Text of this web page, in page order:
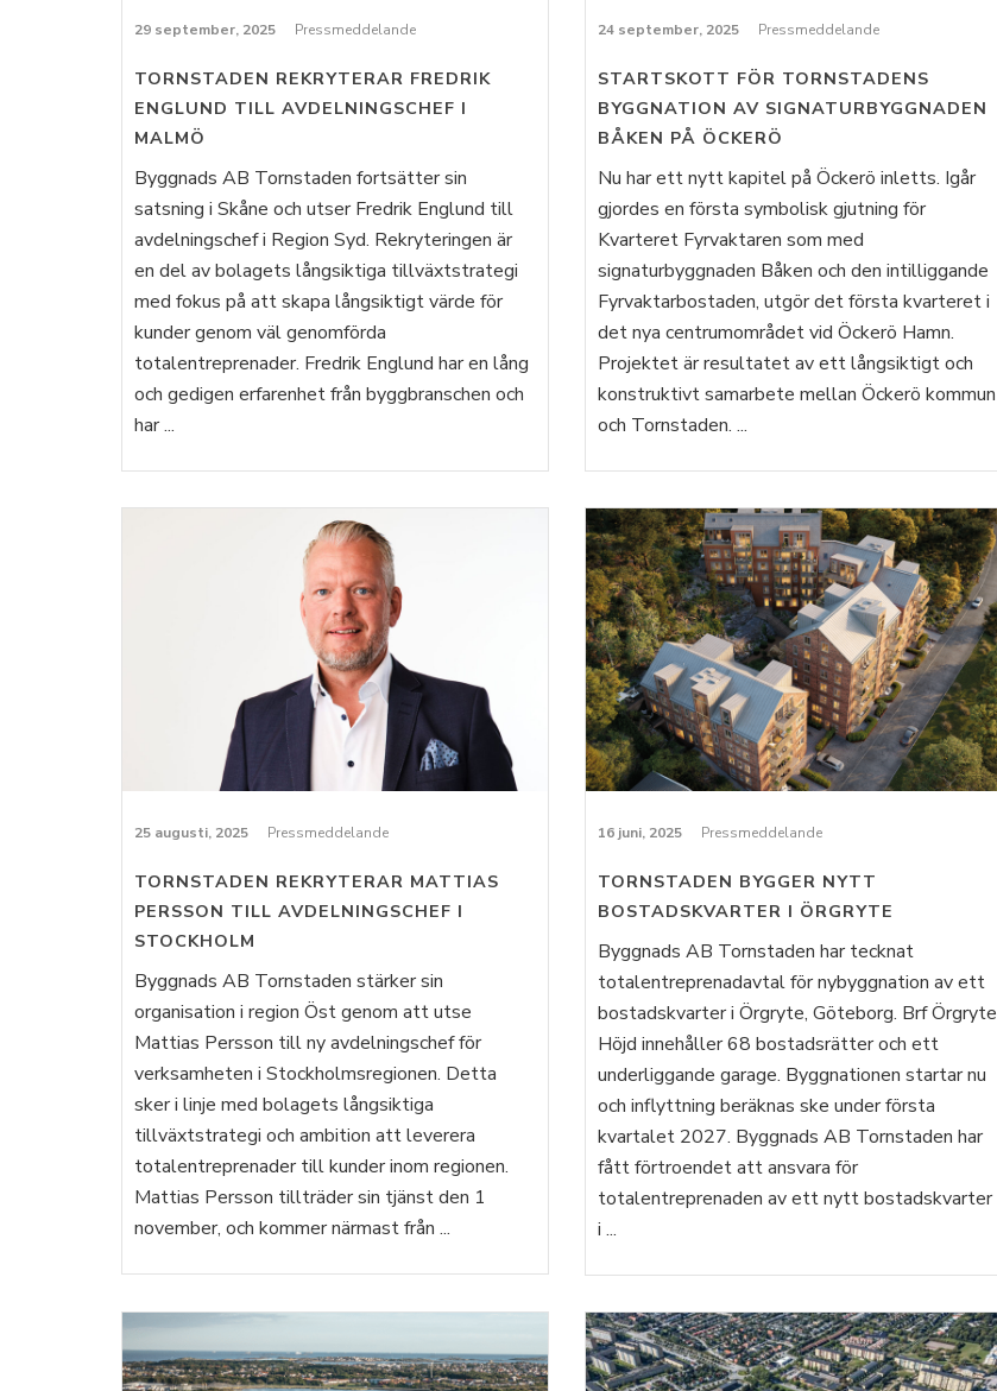
29 september, 2025 Pressmeddelande
TORNSTADEN REKRYTERAR FREDRIK
ENGLUND TILL AVDELNINGSCHEF I
MALMÖ
Byggnads AB Tornstaden fortsätter sin
satsning i Skåne och utser Fredrik Englund till
avdelningschef i Region Syd. Rekryteringen är
en del av bolagets långsiktiga tillväxtstrategi
med fokus på att skapa långsiktigt värde för
kunder genom väl genomförda
totalentreprenader. Fredrik Englund har en lång
och gedigen erfarenhet från byggbranschen och
har ...
24 september, 2025 Pressmeddelande
STARTSKOTT FÖR TORNSTADENS
BYGGNATION AV SIGNATURBYGGNADEN
BÅKEN PÅ ÖCKERÖ
Nu har ett nytt kapitel på Öckerö inletts. Igår
gjordes en första symbolisk gjutning för
Kvarteret Fyrvaktaren som med
signaturbyggnaden Båken och den intilliggande
Fyrvaktarbostaden, utgör det första kvarteret i
det nya centrumområdet vid Öckerö Hamn.
Projektet är resultatet av ett långsiktigt och
konstruktivt samarbete mellan Öckerö kommun
och Tornstaden. ...
25 augusti, 2025 Pressmeddelande
TORNSTADEN REKRYTERAR MATTIAS
PERSSON TILL AVDELNINGSCHEF I
STOCKHOLM
Byggnads AB Tornstaden stärker sin
organisation i region Öst genom att utse
Mattias Persson till ny avdelningschef för
verksamheten i Stockholmsregionen. Detta
sker i linje med bolagets långsiktiga
tillväxtstrategi och ambition att leverera
totalentreprenader till kunder inom regionen.
Mattias Persson tillträder sin tjänst den 1
november, och kommer närmast från ...
16 juni, 2025 Pressmeddelande
TORNSTADEN BYGGER NYTT
BOSTADSKVARTER I ÖRGRYTE
Byggnads AB Tornstaden har tecknat
totalentreprenadavtal för nybyggnation av ett
bostadskvarter i Örgryte, Göteborg. Brf Örgryte
Höjd innehåller 68 bostadsrätter och ett
underliggande garage. Byggnationen startar nu
och inflyttning beräknas ske under första
kvartalet 2027. Byggnads AB Tornstaden har
fått förtroendet att ansvara för
totalentreprenaden av ett nytt bostadskvarter
i ...